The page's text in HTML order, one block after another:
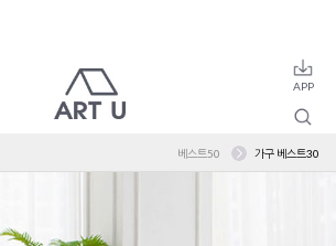
베스트50 가구 베스트30